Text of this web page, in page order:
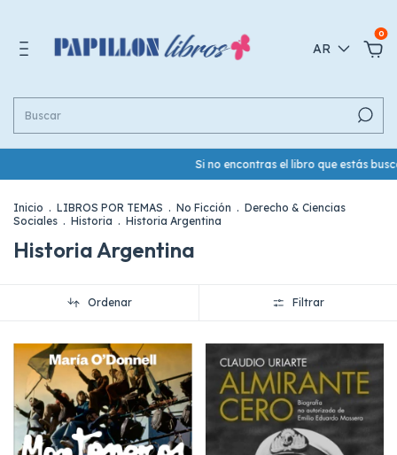
AR
0
Si no encontras el libro que estás
Inicio . LIBROS POR TEMAS . No Ficción . Derecho & Ciencias
Sociales . Historia . Historia Argentina
Historia Argentina
Ordenar Filtrar